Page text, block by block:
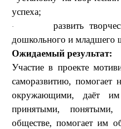
успеха;
·
развить
дошкольного и младшего
Ожидаемый результат:
Участие в проекте
саморазвитию, помогает
окружающими, даёт
принятыми, понятыми,
обществе, помогает им